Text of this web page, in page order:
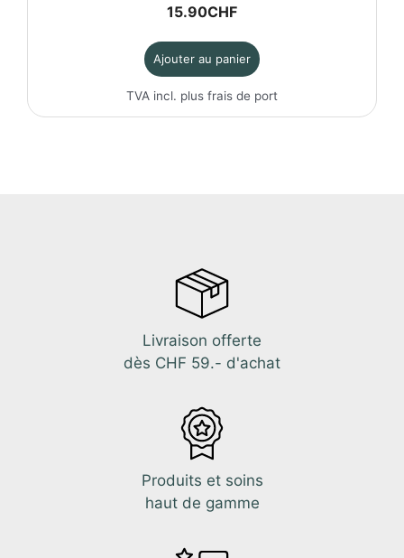
15.90CHF
Ajouter au panier
TVA incl. plus frais de port
Livraison offerte
dès CHF 59.- d'achat
Produits et soins
haut de gamme